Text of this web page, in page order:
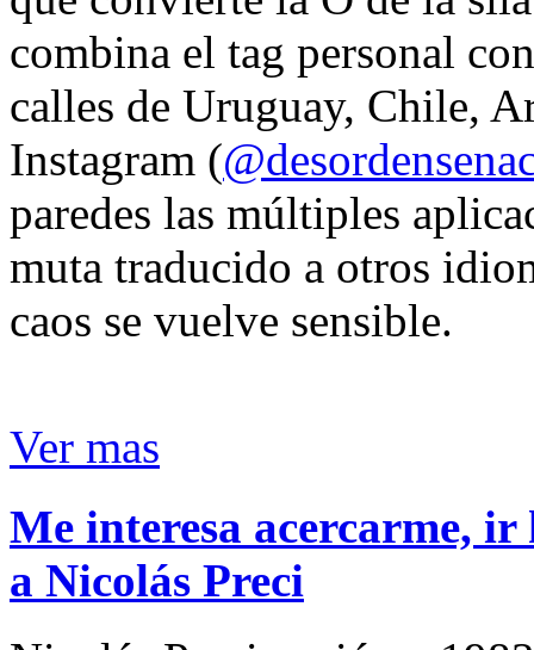
combina el tag personal
calles de Uruguay, Chile,
Instagram (
paredes las múltiples
muta traducido a otros
caos se vuelve sensible.
Ver mas
Me interesa acercarme,
a Nicolás Preci